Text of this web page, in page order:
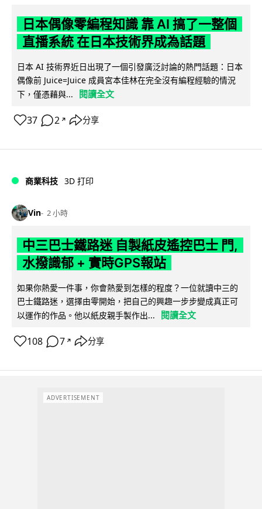
日本偶像零編程知識 靠 AI 搞了一整個
直播系統 在日本技術界成為話題
日本 AI 技術界近日出現了一個引發廣泛討論的熱門話題：日本
偶像前 Juice=Juice 成員宮本佳林在完全沒有編程經驗的情況
下，僅憑藉與...
閱讀全文
37 2 ↗ 分享
商業科技 3D 打印
Vin 2 小時
中三巴士鐵路迷 自製紙皮遙控巴士 門,
水撥識郁 + 實時GPS報站
如果你熱愛一件事，你會熱愛到怎樣的程度？一位就讀中三的
巴士鐵路迷，選擇由零開始，把自己的興趣一步步變成真正可
以運作的作品。他以紙皮親手製作出...
閱讀全文
108 7 ↗ 分享
ADVERTISEMENT